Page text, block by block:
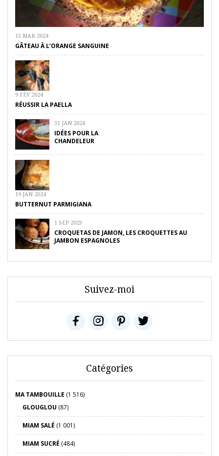
15 MAR 2024
GÂTEAU À L’ORANGE SANGUINE
9 FÉV 2024
RÉUSSIR LA PAELLA
31 JAN 2024
IDÉES POUR LA
CHANDELEUR
19 JAN 2024
BUTTERNUT PARMIGIANA
1 SEP 2023
CROQUETAS DE JAMON, LES CROQUETTES AU
JAMBON ESPAGNOLES
Suivez-moi
Catégories
MA TAMBOUILLE (1 516)
GLOUGLOU (87)
MIAM SALÉ (1 001)
MIAM SUCRÉ (484)